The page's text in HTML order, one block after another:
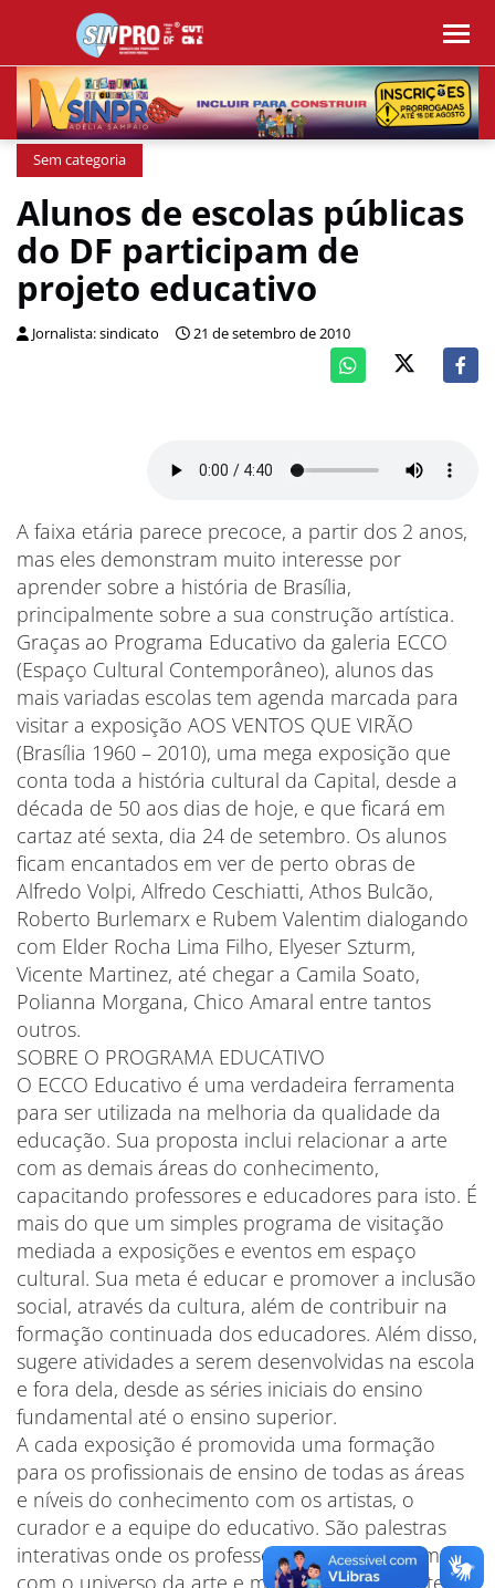
Sem categoria
Alunos de escolas públicas
do DF participam de
projeto educativo
Jornalista: sindicato 21 de setembro de 2010
A faixa etária parece precoce, a partir dos 2 anos,
mas eles demonstram muito interesse por
aprender sobre a história de Brasília,
principalmente sobre a sua construção artística.
Graças ao Programa Educativo da galeria ECCO
(Espaço Cultural Contemporâneo), alunos das
mais variadas escolas tem agenda marcada para
visitar a exposição AOS VENTOS QUE VIRÃO
(Brasília 1960 – 2010), uma mega exposição que
conta toda a história cultural da Capital, desde a
década de 50 aos dias de hoje, e que ficará em
cartaz até sexta, dia 24 de setembro. Os alunos
ficam encantados em ver de perto obras de
Alfredo Volpi, Alfredo Ceschiatti, Athos Bulcão,
Roberto Burlemarx e Rubem Valentim dialogando
com Elder Rocha Lima Filho, Elyeser Szturm,
Vicente Martinez, até chegar a Camila Soato,
Polianna Morgana, Chico Amaral entre tantos
outros.
SOBRE O PROGRAMA EDUCATIVO
O ECCO Educativo é uma verdadeira ferramenta
para ser utilizada na melhoria da qualidade da
educação. Sua proposta inclui relacionar a arte
com as demais áreas do conhecimento,
capacitando professores e educadores para isto. É
mais do que um simples programa de visitação
mediada a exposições e eventos em espaço
cultural. Sua meta é educar e promover a inclusão
social, através da cultura, além de contribuir na
formação continuada dos educadores. Além disso,
sugere atividades a serem desenvolvidas na escola
e fora dela, desde as séries iniciais do ensino
fundamental até o ensino superior.
A cada exposição é promovida uma formação
para os profissionais de ensino de todas as áreas
e níveis do conhecimento com os artistas, o
curador e a equipe do educativo. São palestras
interativas onde os professores se familiarizam
com o universo da arte e mais especificamente